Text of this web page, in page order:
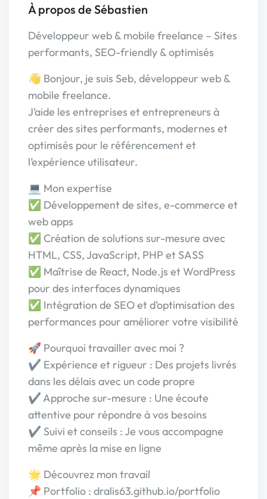
À propos de Sébastien
Développeur web & mobile freelance – Sites
performants, SEO-friendly & optimisés
👋 Bonjour, je suis Seb, développeur web &
mobile freelance.
J’aide les entreprises et entrepreneurs à
créer des sites performants, modernes et
optimisés pour le référencement et
l’expérience utilisateur.
💻 Mon expertise
✅ Développement de sites, e-commerce et
web apps
✅ Création de solutions sur-mesure avec
HTML, CSS, JavaScript, PHP et SASS
✅ Maîtrise de React, Node.js et WordPress
pour des interfaces dynamiques
✅ Intégration de SEO et d’optimisation des
performances pour améliorer votre visibilité
🚀 Pourquoi travailler avec moi ?
✔ Expérience et rigueur : Des projets livrés
dans les délais avec un code propre
✔ Approche sur-mesure : Une écoute
attentive pour répondre à vos besoins
✔ Suivi et conseils : Je vous accompagne
même après la mise en ligne
🌟 Découvrez mon travail
📌 Portfolio : dralis63.github.io/portfolio